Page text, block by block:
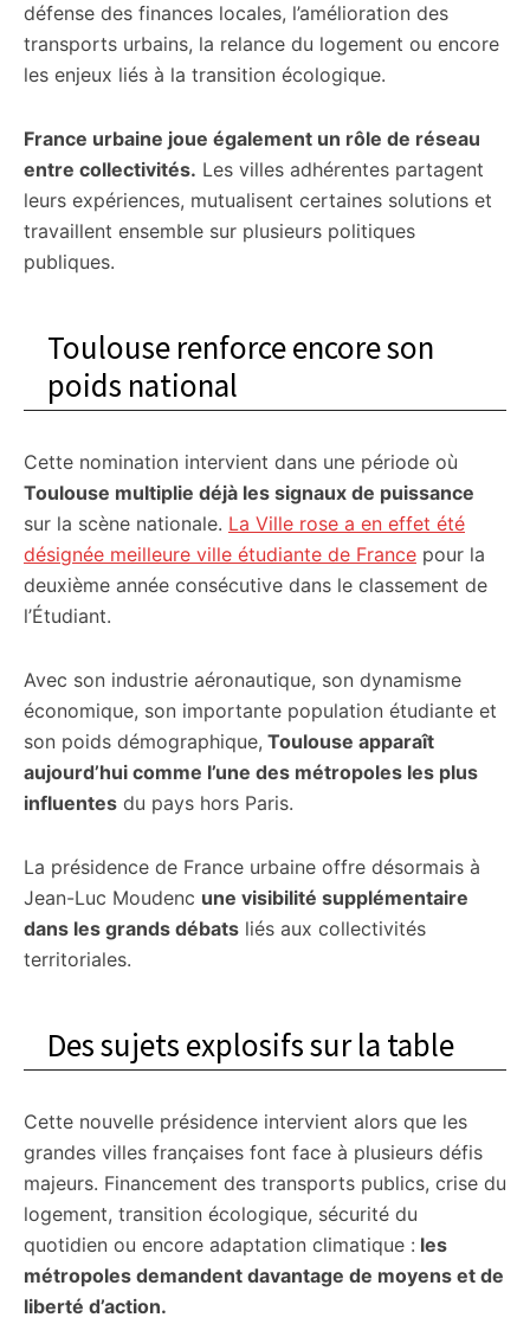
défense des finances locales, l’amélioration des
transports urbains, la relance du logement ou encore
les enjeux liés à la transition écologique.
France urbaine joue également un rôle de réseau
entre collectivités. Les villes adhérentes partagent
leurs expériences, mutualisent certaines solutions et
travaillent ensemble sur plusieurs politiques
publiques.
Toulouse renforce encore son
poids national
Cette nomination intervient dans une période où
Toulouse multiplie déjà les signaux de puissance
sur la scène nationale. La Ville rose a en effet été
désignée meilleure ville étudiante de France pour la
deuxième année consécutive dans le classement de
l’Étudiant.
Avec son industrie aéronautique, son dynamisme
économique, son importante population étudiante et
son poids démographique, Toulouse apparaît
aujourd’hui comme l’une des métropoles les plus
influentes du pays hors Paris.
La présidence de France urbaine offre désormais à
Jean-Luc Moudenc une visibilité supplémentaire
dans les grands débats liés aux collectivités
territoriales.
Des sujets explosifs sur la table
Cette nouvelle présidence intervient alors que les
grandes villes françaises font face à plusieurs défis
majeurs. Financement des transports publics, crise du
logement, transition écologique, sécurité du
quotidien ou encore adaptation climatique : les
métropoles demandent davantage de moyens et de
liberté d’action.